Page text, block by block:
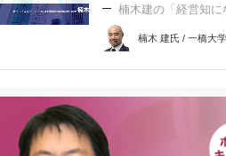
楠木建の「経営知に
楠木 建氏 / 一橋大